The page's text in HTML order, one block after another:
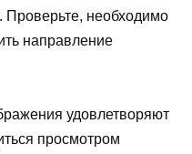
Проверьте, необходимо
направление
удовлетворяют
просмотром